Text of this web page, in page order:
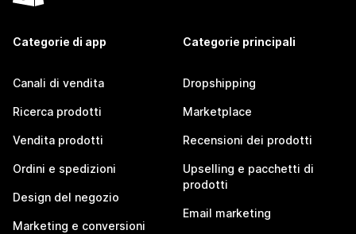
Categorie di app
Canali di vendita
Ricerca prodotti
Vendita prodotti
Ordini e spedizioni
Design del negozio
Marketing e conversioni
Categorie principali
Dropshipping
Marketplace
Recensioni dei prodotti
Upselling e pacchetti di
prodotti
Email marketing